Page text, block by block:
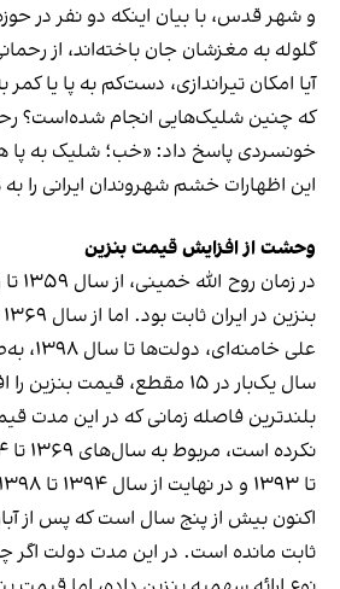
و شهر قدس، با بیان اینکه دو نفر در
گلوله به مغزشان جان باخته‌اند، از
آیا امکان تیراندازی، دست‌کم به پا یا
که چنین شلیک‌هایی انجام شده‌است؟
خونسردی پاسخ داد: «خب؛ شلیک به
این اظهارات خشم شهروندان ایرانی را
وحشت از افزایش قیمت بنزین
در
علی
سال یک‌بار در ۱۵ مقطع، قیمت بنزین را افزایش داده‌اند.
بلندترین فاصله زمانی که در این مدت
تا ۱۳۹۳ و در نهایت از سال ۱۳۹۴ تا ۱۳۹۸ بوده است.
ثابت مانده است. در این مدت دولت اگر